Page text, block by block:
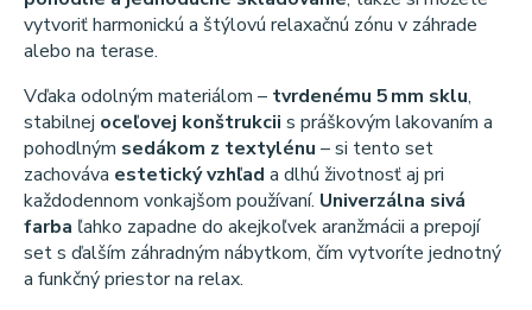
vytvoriť harmonickú a štýlovú relaxačnú zónu v záhrade
alebo na terase.
Vďaka odolným materiálom – tvrdenému 5 mm sklu,
stabilnej oceľovej konštrukcii s práškovým lakovaním a
pohodlným sedákom z textylénu – si tento set
zachováva estetický vzhľad a dlhú životnosť aj pri
každodennom vonkajšom používaní. Univerzálna sivá
farba ľahko zapadne do akejkoľvek aranžmácii a prepojí
set s ďalším záhradným nábytkom, čím vytvoríte jednotný
a funkčný priestor na relax.